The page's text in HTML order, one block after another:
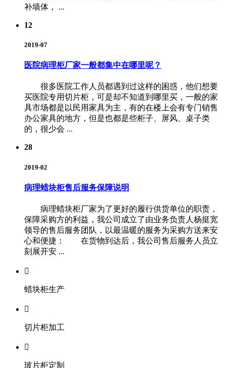
补墙体， ...
12
2019-07
医院病理柜厂家一般都集中在哪里呢？
很多医院工作人员都遇到过这样的困惑，他们想要
买医院专用切片柜，可是却不知道到哪里买，一般的家
具市场都是以民用家具为主，有的在楼上会有专门销售
办公家具的地方，但是也都是些柜子、屏风、桌子类
的，很少会 ...
28
2019-02
病理蜡块柜售后服务保障说明
病理蜡块柜厂家为了更好的履行供货单位的职责，
保障采购方的利益，我公司成立了由业务负责人杨挺宽
领导的售后服务团队，以最温暖的服务为采购方送来安
心和便捷： 在货物到达后，我公司售后服务人员立
刻展开安 ...

蜡块柜生产

切片柜加工

玻片柜定制